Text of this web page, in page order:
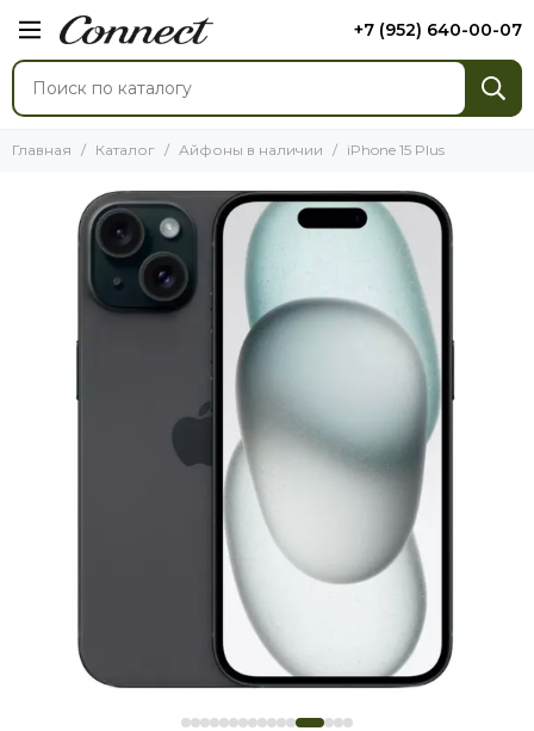
+7 (952) 640-00-07
Главная Каталог Айфоны в наличии iPhone 15 Plus